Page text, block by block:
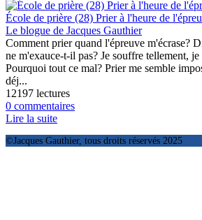
École de prière (28) Prier à l'heure de
Le blogue de Jacques Gauthier
Comment prier quand l'épreuve m'écrase?
ne m'exauce-t-il pas? Je souffre tellement,
Pourquoi tout ce mal? Prier me semble
déj...
12197 lectures
0 commentaires
Lire la suite
©Jacques Gauthier, tous droits réservés 2025